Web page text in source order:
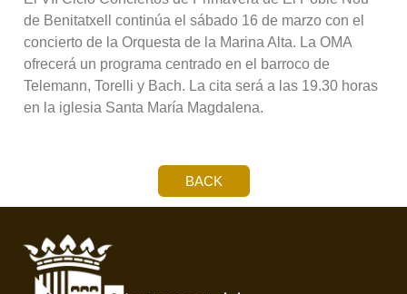
de Benitatxell continúa el sábado 16 de marzo con el
concierto de la Orquesta de la Marina Alta. La OMA
ofrecerá un programa centrado en el barroco de
Telemann, Torelli y Bach. La cita será a las 19.30 horas
en la iglesia Santa María Magdalena.
BACK